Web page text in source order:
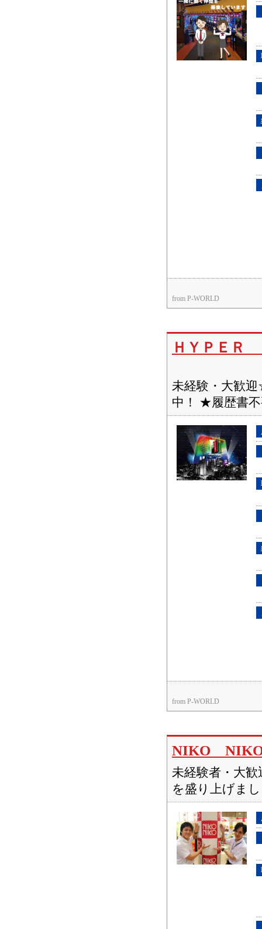
from P-WORLD
ＨＹＰＥＲ
未経験・大歓
中！ ★履歴書
from P-WORLD
NIKO
未経験者・大
を盛り上げま